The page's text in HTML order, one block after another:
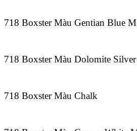
718 Boxster Màu Gentian Blue
718 Boxster Màu Dolomite
718 Boxster Màu Chalk